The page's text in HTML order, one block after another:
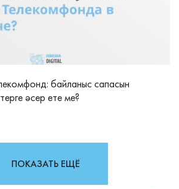
байланыс сапасын
әсер ете ме?
ПОКАЗАТЬ ЕЩЁ